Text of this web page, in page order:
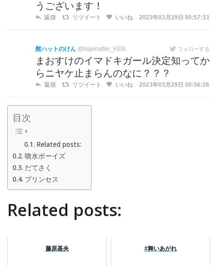
うございます！
返信 リツイート いいね 2023年03月29日 00:57:33
髭ハットのけん @higehatter_KEN フォローする
まおすけのイマドキガール決定知ってか
らニヤケ止まらんのなに？？？
返信 リツイート いいね 2023年03月29日 00:56:26
目次
Related posts:
噴水ボーイズ
だてさく
プリンセス
Related posts:
藤原基央 #舞いあがれ